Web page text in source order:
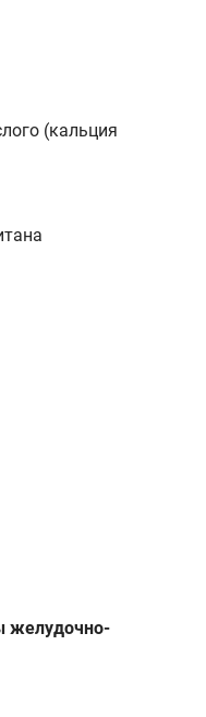
(кальция
желудочно-